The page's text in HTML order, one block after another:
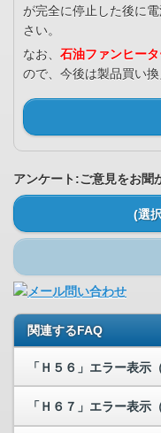
が完全に停止した後に
さい。
なお、 石油ファンヒー
ので、今後は製品買い
アンケート:ご意見をお聞
(選
関連するFAQ
「Ｈ５６」エラー表示
「Ｈ６７」エラー表示